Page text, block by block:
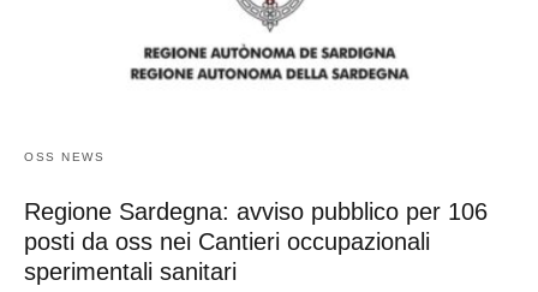
OSS NEWS
Regione Sardegna: avviso pubblico per 106
posti da oss nei Cantieri occupazionali
sperimentali sanitari